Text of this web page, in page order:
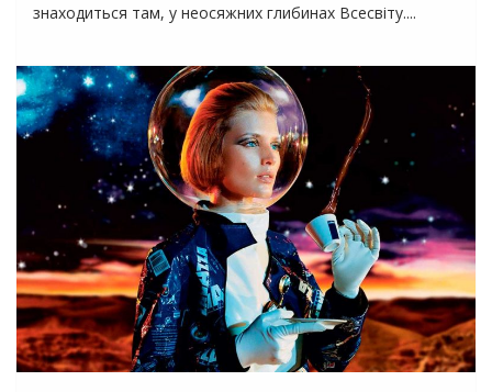
знаходиться там, у неосяжних глибинах Всесвіту....